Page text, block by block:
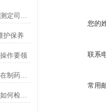
护保养
作要领
您的
联系
常用